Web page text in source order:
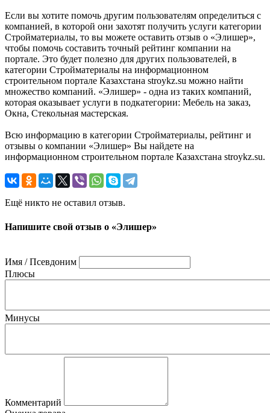
Если вы хотите помочь другим пользователям определиться с
компанией, в которой они захотят получить услуги категории
Стройматериалы, то вы можете оставить отзыв о «Элишер»,
чтобы помочь составить точный рейтинг компании на
портале. Это будет полезно для других пользователей, в
категории Стройматериалы на информационном
строительном портале Казахстана stroykz.su можно найти
множество компаний. «Элишер» - одна из таких компаний,
которая оказывает услуги в подкатегории: Мебель на заказ,
Окна, Стекольная мастерская.
Всю информацию в категории Стройматериалы, рейтинг и
отзывы о компании «Элишер» Вы найдете на
информационном строительном портале Казахстана stroykz.su.
Ещё никто не оставил отзыв.
Напишите свой отзыв о «Элишер»
Имя / Псевдоним
Плюсы
Минусы
Комментарий